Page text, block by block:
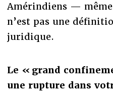
Amérindiens — même
n’est pas une
juridique.
Le « grand
une rupture dans